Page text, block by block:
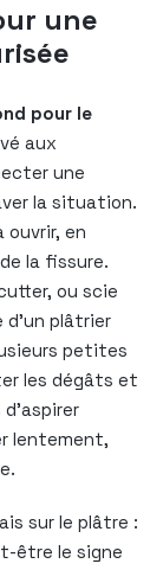
une
pour le
aux
une
la situation.
ouvrir, en
la fissure.
ou scie
plâtrier
petites
les dégâts et
lentement,
sur le plâtre :
être le signe